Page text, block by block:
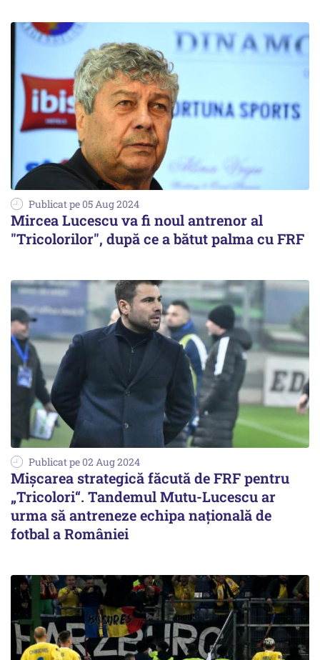
Publicat pe 05 Aug 2024
Mircea Lucescu va fi noul antrenor al
"Tricolorilor", după ce a bătut palma cu FRF
Publicat pe 02 Aug 2024
Mișcarea strategică făcută de FRF pentru
„Tricolori“. Tandemul Mutu-Lucescu ar
urma să antreneze echipa națională de
fotbal a României